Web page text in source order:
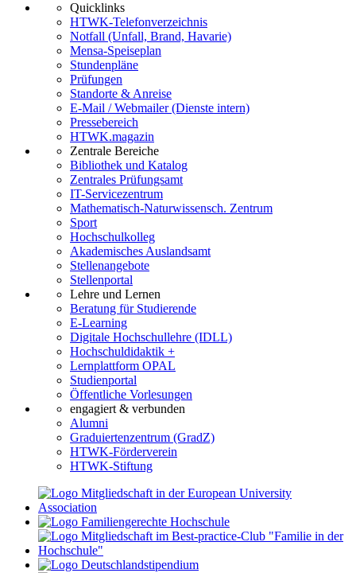
Quicklinks
HTWK-Telefonverzeichnis
Notfall (Unfall, Brand, Havarie)
Mensa-Speiseplan
Stundenpläne
Prüfungen
Standorte & Anreise
E-Mail / Webmailer (Dienste intern)
Pressebereich
HTWK.magazin
Zentrale Bereiche
Bibliothek und Katalog
Zentrales Prüfungsamt
IT-Servicezentrum
Mathematisch-Naturwissensch. Zentrum
Sport
Hochschulkolleg
Akademisches Auslandsamt
Stellenangebote
Stellenportal
Lehre und Lernen
Beratung für Studierende
E-Learning
Digitale Hochschullehre (IDLL)
Hochschuldidaktik +
Lernplattform OPAL
Studienportal
Öffentliche Vorlesungen
engagiert & verbunden
Alumni
Graduiertenzentrum (GradZ)
HTWK-Förderverein
HTWK-Stiftung